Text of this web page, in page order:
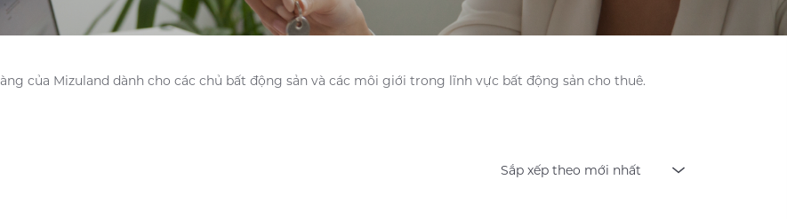
của Mizuland dành cho các chủ bất động sản và các môi giới trong lĩnh vực bất động sản cho thuê.